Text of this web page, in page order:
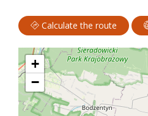
Calculate the route
+
−